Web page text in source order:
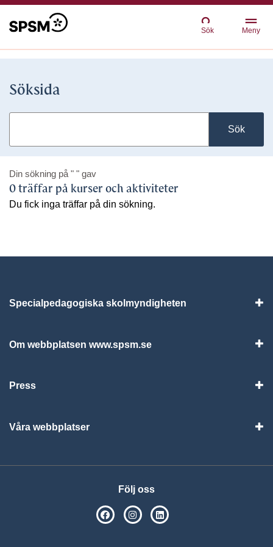
Sök Meny
Söksida
Sök
Din sökning på " " gav
0 träffar på kurser och aktiviteter
Du fick inga träffar på din sökning.
Specialpedagogiska skolmyndigheten
Om webbplatsen www.spsm.se
Press
Våra webbplatser
Följ oss
SPSM på Facebook
SPSM på Instagram